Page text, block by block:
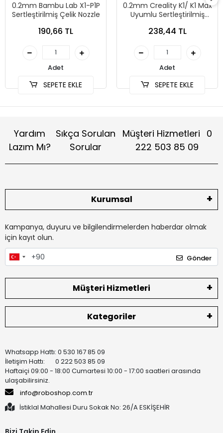
0.2mm Bambu Lab X1-P1P
Sertleştirilmiş Çelik Nozzle
190,66 TL
Adet
SEPETE EKLE
0.2mm Creality K1/ K1 Max
Uyumlu Sertleştirilmiş
238,44 TL
Adet
SEPETE EKLE
Yardım
Lazım Mı?
Sıkça Sorulan
Sorular
Müşteri Hizmetleri 0
222 503 85 09
Kurumsal
Kampanya, duyuru ve bilgilendirmelerden haberdar olmak
için kayıt olun.
Gönder
Müşteri Hizmetleri
Kategoriler
Whatsapp Hattı: 0 530 167 85 09
İletişim Hattı: 0 222 503 85 09
Haftaiçi 09:00 - 18:00 Cumartesi 10:00 - 17:00 saatleri arasında
ulaşabilirsiniz.
info@roboshop.com.tr
İstiklal Mahallesi Duru Sokak No: 26/A ESKİŞEHİR